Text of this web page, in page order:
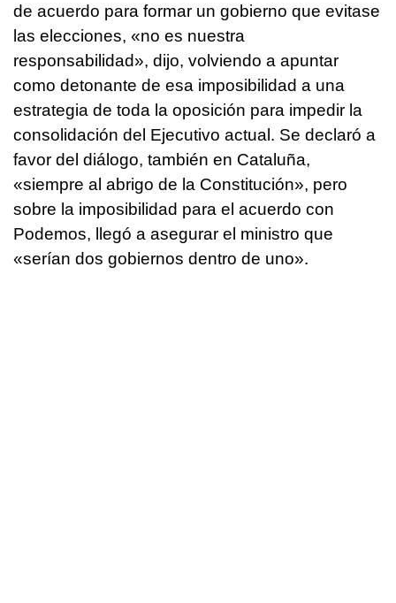
de acuerdo para formar un gobierno que evitase
las elecciones, «no es nuestra
responsabilidad», dijo, volviendo a apuntar
como detonante de esa imposibilidad a una
estrategia de toda la oposición para impedir la
consolidación del Ejecutivo actual. Se declaró a
favor del diálogo, también en Cataluña,
«siempre al abrigo de la Constitución», pero
sobre la imposibilidad para el acuerdo con
Podemos, llegó a asegurar el ministro que
«serían dos gobiernos dentro de uno».